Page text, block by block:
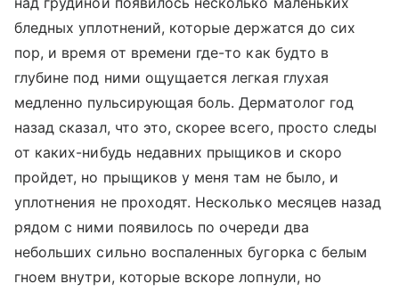
бледных уплотнений, которые держатся до сих
пор, и время от времени где-то как будто в
глубине под ними ощущается легкая глухая
медленно пульсирующая боль. Дерматолог год
назад сказал, что это, скорее всего, просто следы
от каких-нибудь недавних прыщиков и скоро
пройдет, но прыщиков у меня там не было, и
уплотнения не проходят. Несколько месяцев назад
рядом с ними появилось по очереди два
небольших сильно воспаленных бугорка с белым
гноем внутри, которые вскоре лопнули, но